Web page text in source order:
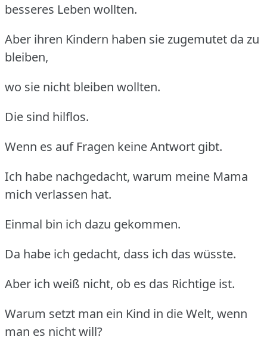
besseres Leben wollten.
Aber ihren Kindern haben sie zugemutet da zu
bleiben,
wo sie nicht bleiben wollten.
Die sind hilflos.
Wenn es auf Fragen keine Antwort gibt.
Ich habe nachgedacht, warum meine Mama
mich verlassen hat.
Einmal bin ich dazu gekommen.
Da habe ich gedacht, dass ich das wüsste.
Aber ich weiß nicht, ob es das Richtige ist.
Warum setzt man ein Kind in die Welt, wenn
man es nicht will?